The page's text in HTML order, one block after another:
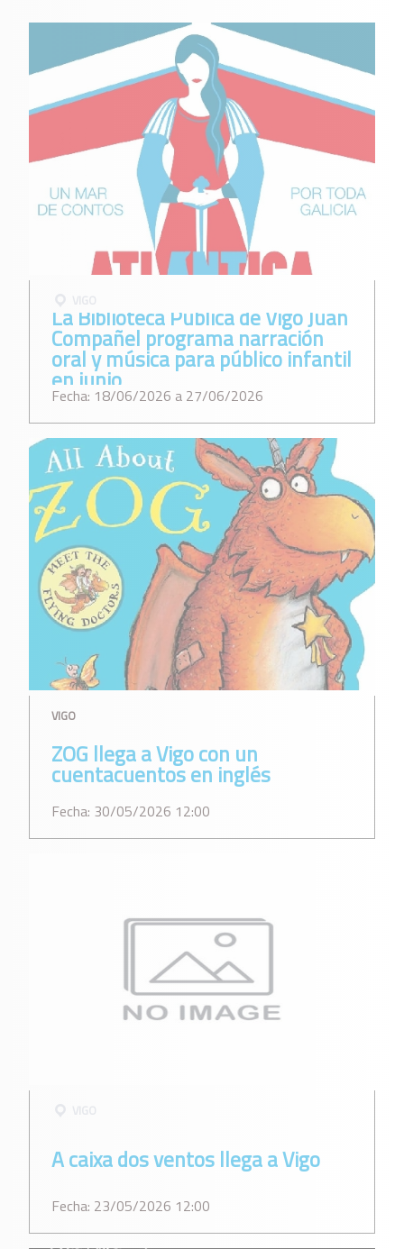
La Biblioteca Pública de Vigo Juan
Compañel programa narración
oral y música para público infantil
en junio
Fecha: 18/06/2026 a 27/06/2026
VIGO
ZOG llega a Vigo con un
cuentacuentos en inglés
Fecha: 30/05/2026 12:00
A caixa dos ventos llega a Vigo
Fecha: 23/05/2026 12:00